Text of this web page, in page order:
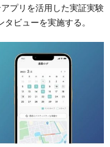
プリを活用した実証実験
ビューを実施する。